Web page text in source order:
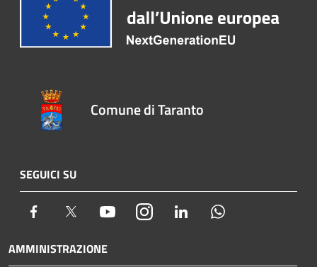
Comune di Taranto
SEGUICI SU
Facebook Twitter YoutubeInstagram LinkedIn
AMMINISTRAZIONE